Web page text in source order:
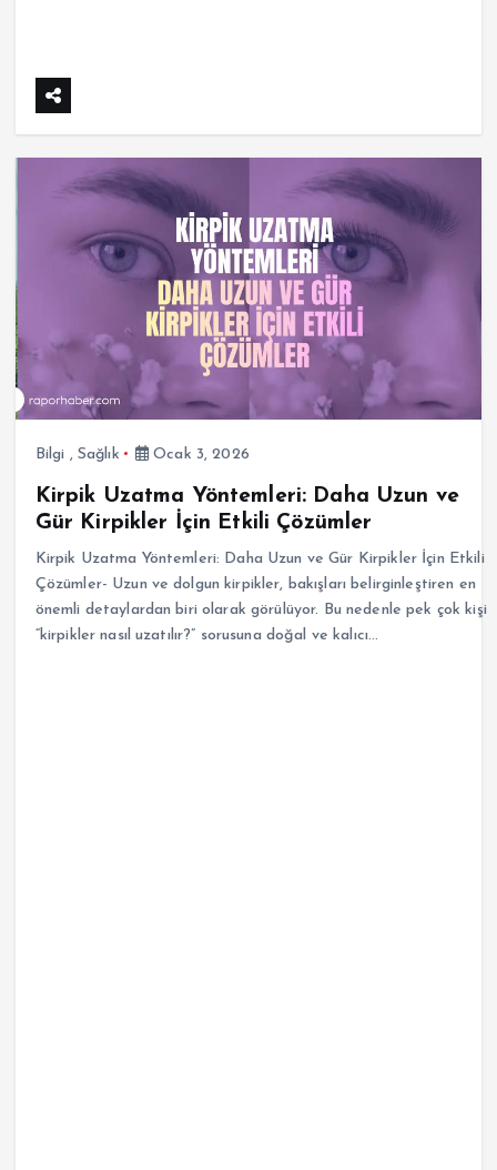
Bilgi , Sağlık Ocak 3, 2026
Kirpik Uzatma Yöntemleri: Daha Uzun ve
Gür Kirpikler İçin Etkili Çözümler
Kirpik Uzatma Yöntemleri: Daha Uzun ve Gür Kirpikler İçin Etkili
Çözümler- Uzun ve dolgun kirpikler, bakışları belirginleştiren en
önemli detaylardan biri olarak görülüyor. Bu nedenle pek çok kişi
“kirpikler nasıl uzatılır?” sorusuna doğal ve kalıcı…